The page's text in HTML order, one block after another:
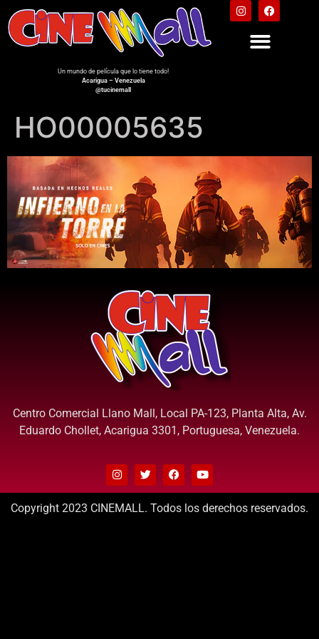
Un mundo de película que lo tiene todo!
Acarigua – Venezuela
@tucinemall
HO00005635
Centro Comercial Llano Mall, Local PA-123, Planta Alta, Av.
Eduardo Chollet, Acarigua 3301, Portuguesa, Venezuela.
Copyright 2023 CINEMALL. Todos los derechos reservados.